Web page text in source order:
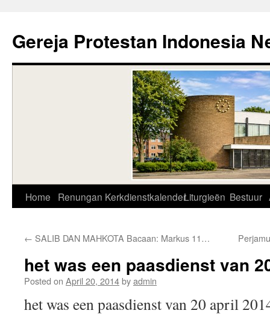
content
Gereja Protestan Indonesia
Home Renungan KerkdienstkalenderLiturgieën Bestuur
← SALIB DAN MAHKOTA Bacaan: Markus 11…
het was een paasdienst van
Posted on April 20, 2014byadmin
het was een paasdienst van 20 april